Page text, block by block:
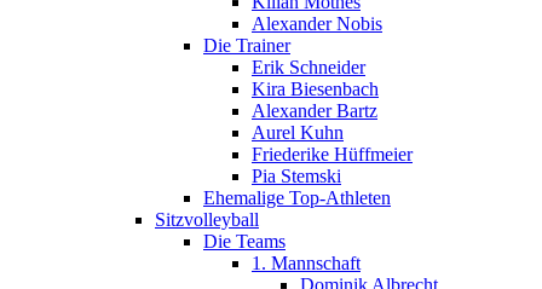
Alexander Nobis
Die Trainer
Erik Schneider
Kira Biesenbach
Alexander Bartz
Aurel Kuhn
Friederike Hüffmeier
Pia Stemski
Ehemalige Top-Athleten
Sitzvolleyball
Die Teams
1. Mannschaft
Dominik Albrecht